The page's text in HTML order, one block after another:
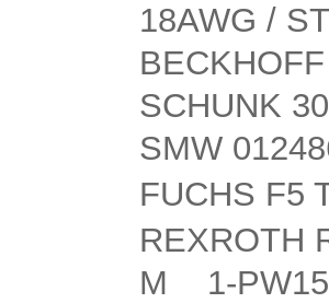
18AWG /
SCHUNK
SMW
FUCHS F5
REXROTH
M 1-